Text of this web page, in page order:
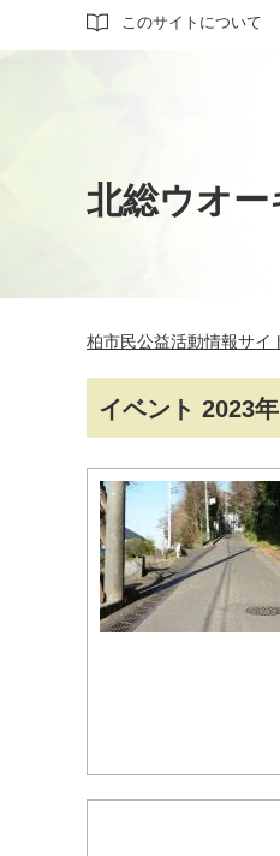
このサイトについて
サイト内検索
北総ウオ
柏市民公益活動情報サイ
イベント 2023年